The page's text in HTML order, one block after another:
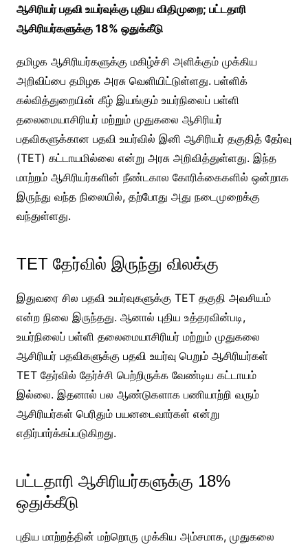
ஆசிரியர் பதவி உயர்வுக்கு புதிய விதிமுறை; பட்டதாரி
ஆசிரியர்களுக்கு 18% ஒதுக்கீடு
தமிழக ஆசிரியர்களுக்கு மகிழ்ச்சி அளிக்கும் முக்கிய
அறிவிப்பை தமிழக அரசு வெளியிட்டுள்ளது. பள்ளிக்
கல்வித்துறையின் கீழ் இயங்கும் உயர்நிலைப் பள்ளி
தலைமையாசிரியர் மற்றும் முதுகலை ஆசிரியர்
பதவிகளுக்கான பதவி உயர்வில் இனி ஆசிரியர் தகுதித் தேர்வு
(TET) கட்டாயமில்லை என்று அரசு அறிவித்துள்ளது. இந்த
மாற்றம் ஆசிரியர்களின் நீண்டகால கோரிக்கைகளில் ஒன்றாக
இருந்து வந்த நிலையில், தற்போது அது நடைமுறைக்கு
வந்துள்ளது.
TET தேர்வில் இருந்து விலக்கு
இதுவரை சில பதவி உயர்வுகளுக்கு TET தகுதி அவசியம்
என்ற நிலை இருந்தது. ஆனால் புதிய உத்தரவின்படி,
உயர்நிலைப் பள்ளி தலைமையாசிரியர் மற்றும் முதுகலை
ஆசிரியர் பதவிகளுக்கு பதவி உயர்வு பெறும் ஆசிரியர்கள்
TET தேர்வில் தேர்ச்சி பெற்றிருக்க வேண்டிய கட்டாயம்
இல்லை. இதனால் பல ஆண்டுகளாக பணியாற்றி வரும்
ஆசிரியர்கள் பெரிதும் பயனடைவார்கள் என்று
எதிர்பார்க்கப்படுகிறது.
பட்டதாரி ஆசிரியர்களுக்கு 18%
ஒதுக்கீடு
புதிய மாற்றத்தின் மற்றொரு முக்கிய அம்சமாக, முதுகலை